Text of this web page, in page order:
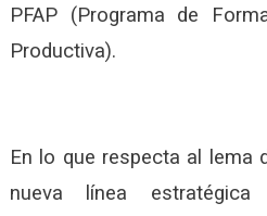
PFAP (Programa de
Productiva).
En lo que respecta al lema
nueva línea estratégica